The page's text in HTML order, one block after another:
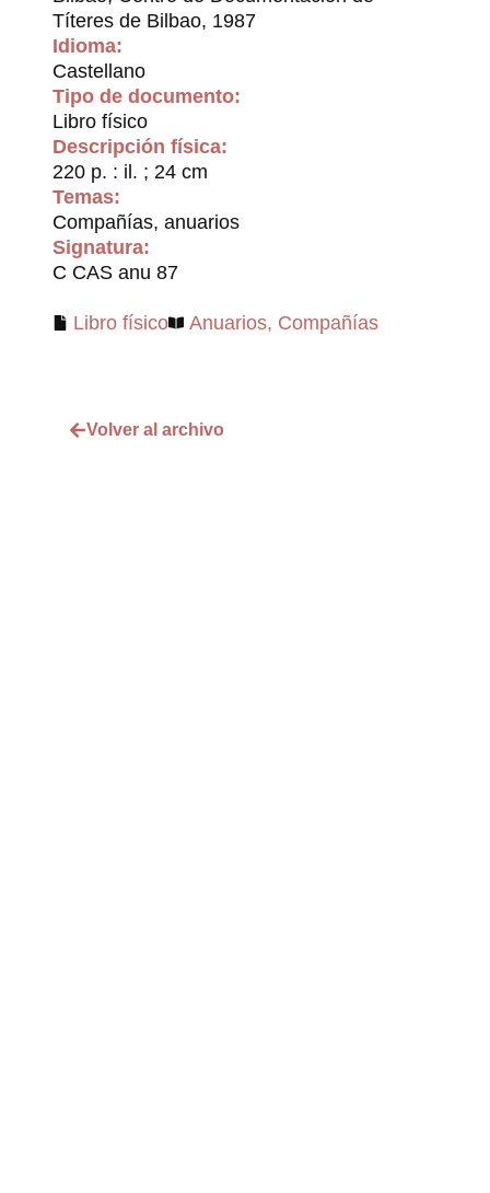
Títeres de Bilbao, 1987
Idioma:
Castellano
Tipo de documento:
Libro físico
Descripción física:
220 p. : il. ; 24 cm
Temas:
Compañías, anuarios
Signatura:
C CAS anu 87
Libro físico Anuarios, Compañías
Volver al archivo